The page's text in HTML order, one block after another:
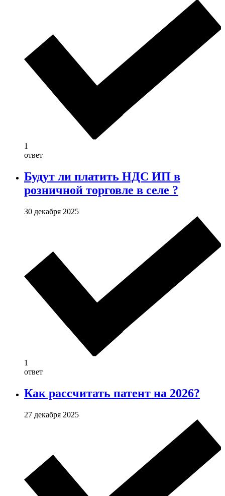
1
ответ
Будут ли платить НДС ИП в
розничной торговле в селе ?
30 декабря 2025
1
ответ
Как рассчитать патент на 2026?
27 декабря 2025